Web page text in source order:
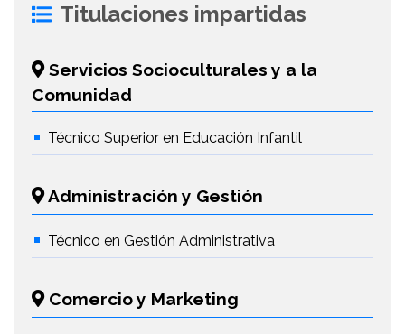
Titulaciones impartidas
Servicios Socioculturales y a la
Comunidad
Técnico Superior en Educación Infantil
Administración y Gestión
Técnico en Gestión Administrativa
Comercio y Marketing